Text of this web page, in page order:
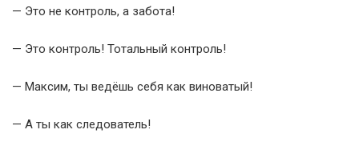
— Это не контроль, а забота!
— Это контроль! Тотальный контроль!
— Максим, ты ведёшь себя как виноватый!
— А ты как следователь!